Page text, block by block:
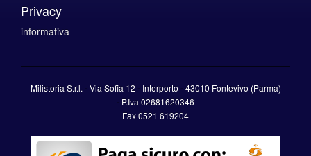
Privacy
informativa
Milistoria S.r.l. - Via Sofia 12 - Interporto - 43010 Fontevivo (Parma)
- P.Iva 02681620346
Fax 0521 619204